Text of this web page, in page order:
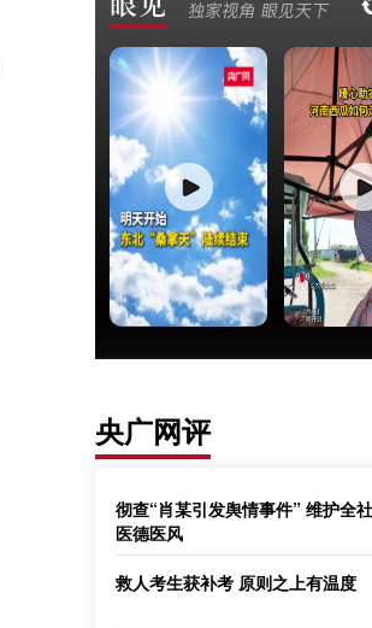
央广网评
彻查“肖某引发舆情事件” 维护全
医德医风
救人考生获补考 原则之上有温度